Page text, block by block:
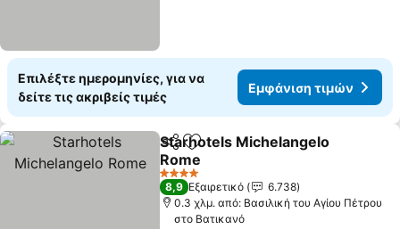
Επιλέξτε ημερομηνίες, για να
δείτε τις ακριβείς τιμές
Εμφάνιση τιμών
Κοινοποίηση
Προσθήκη στα αγαπημένα
Starhotels Michelangelo
Rome
Εμφάνιση τιμών
4 Αστέρια
8,9 Εξαιρετικό
6.738
0.3 χλμ. από: Βασιλική του Αγίου Πέτρου
στο Βατικανό